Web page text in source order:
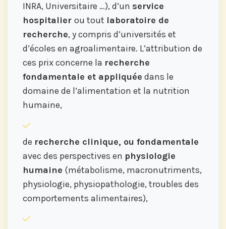
INRA, Universitaire …), d’un service
hospitalier ou tout laboratoire de
recherche, y compris d’universités et
d’écoles en agroalimentaire. L’attribution de
ces prix concerne la recherche
fondamentale et appliquée dans le
domaine de l’alimentation et la nutrition
humaine,
de recherche clinique, ou fondamentale
avec des perspectives en physiologie
humaine (métabolisme, macronutriments,
physiologie, physiopathologie, troubles des
comportements alimentaires),